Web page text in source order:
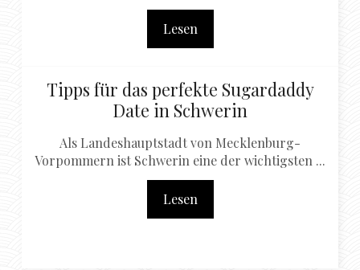
Lesen
Tipps für das perfekte Sugardaddy
Date in Schwerin
Als Landeshauptstadt von Mecklenburg-
Vorpommern ist Schwerin eine der wichtigsten ...
Lesen